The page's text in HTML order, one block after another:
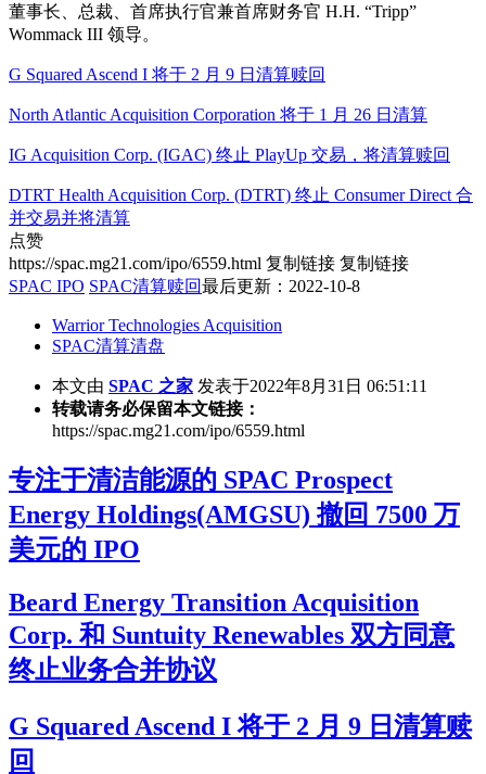
董事长、总裁、首席执行官兼首席财务官 H.H. “Tripp”
Wommack III 领导。
G Squared Ascend I 将于 2 月 9 日清算赎回
North Atlantic Acquisition Corporation 将于 1 月 26 日清算
IG Acquisition Corp. (IGAC) 终止 PlayUp 交易，将清算赎回
DTRT Health Acquisition Corp. (DTRT) 终止 Consumer Direct 合
并交易并将清算
点赞
https://spac.mg21.com/ipo/6559.html 复制链接 复制链接
SPAC IPO SPAC清算赎回最后更新：2022-10-8
Warrior Technologies Acquisition
SPAC清算清盘
本文由 SPAC 之家 发表于2022年8月31日 06:51:11
转载请务必保留本文链接：
https://spac.mg21.com/ipo/6559.html
专注于清洁能源的 SPAC Prospect
Energy Holdings(AMGSU) 撤回 7500 万
美元的 IPO
Beard Energy Transition Acquisition
Corp. 和 Suntuity Renewables 双方同意
终止业务合并协议
G Squared Ascend I 将于 2 月 9 日清算赎
回